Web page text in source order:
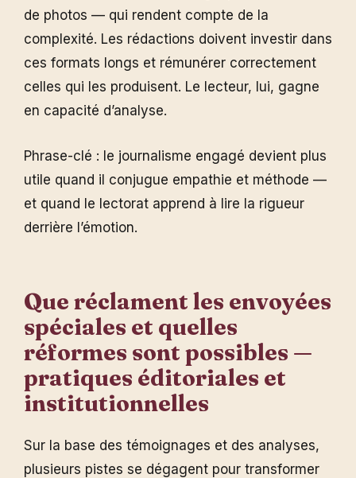
de photos — qui rendent compte de la
complexité. Les rédactions doivent investir dans
ces formats longs et rémunérer correctement
celles qui les produisent. Le lecteur, lui, gagne
en capacité d’analyse.
Phrase-clé : le journalisme engagé devient plus
utile quand il conjugue empathie et méthode —
et quand le lectorat apprend à lire la rigueur
derrière l’émotion.
Que réclament les envoyées
spéciales et quelles
réformes sont possibles —
pratiques éditoriales et
institutionnelles
Sur la base des témoignages et des analyses,
plusieurs pistes se dégagent pour transformer